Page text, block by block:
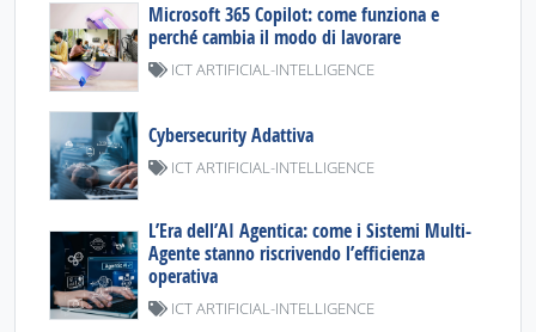
Microsoft 365 Copilot: come funziona e
perché cambia il modo di lavorare
ICT ARTIFICIAL-INTELLIGENCE
Cybersecurity Adattiva
ICT ARTIFICIAL-INTELLIGENCE
L’Era dell’AI Agentica: come i Sistemi Multi-
Agente stanno riscrivendo l’efficienza
operativa
ICT ARTIFICIAL-INTELLIGENCE